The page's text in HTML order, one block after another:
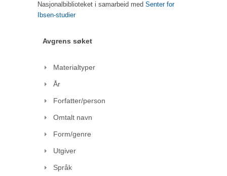
Nasjonalbiblioteket i samarbeid med Senter for
Ibsen-studier
Avgrens søket
Materialtyper
År
Forfatter/person
Omtalt navn
Form/genre
Utgiver
Språk